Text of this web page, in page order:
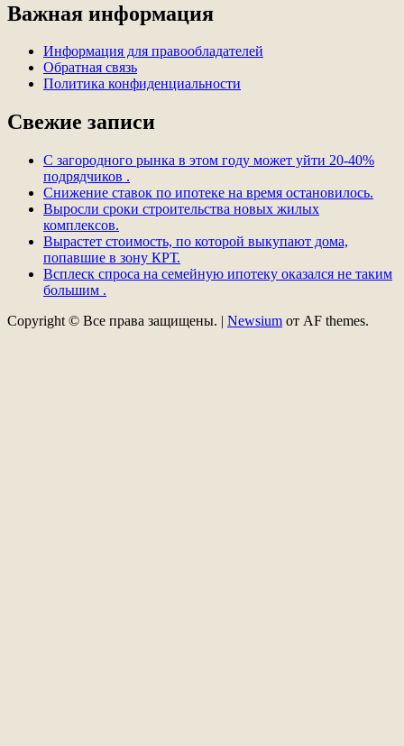
Важная информация
Информация для правообладателей
Обратная связь
Политика конфиденциальности
Свежие записи
С загородного рынка в этом году может уйти 20-40%
подрядчиков .
Снижение ставок по ипотеке на время остановилось.
Выросли сроки строительства новых жилых
комплексов.
Вырастет стоимость, по которой выкупают дома,
попавшие в зону КРТ.
Всплеск спроса на семейную ипотеку оказался не таким
большим .
Copyright © Все права защищены. | Newsium от AF themes.